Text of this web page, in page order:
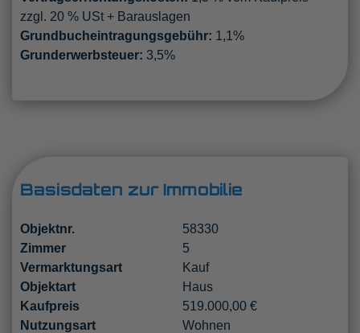
zzgl. 20 % USt + Barauslagen
Grundbucheintragungsgebühr: 1,1%
Grunderwerbsteuer: 3,5%
Basisdaten zur Immobilie
Objektnr.
58330
Zimmer
5
Vermarktungsart
Kauf
Objektart
Haus
Kaufpreis
519.000,00 €
Nutzungsart
Wohnen